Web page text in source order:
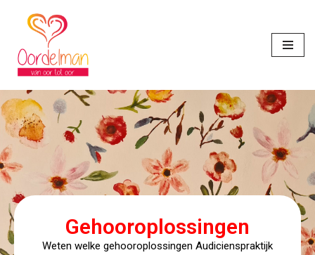
naar
de
inhoud
Gehooroplossingen
Weten welke gehooroplossingen Audicienspraktijk